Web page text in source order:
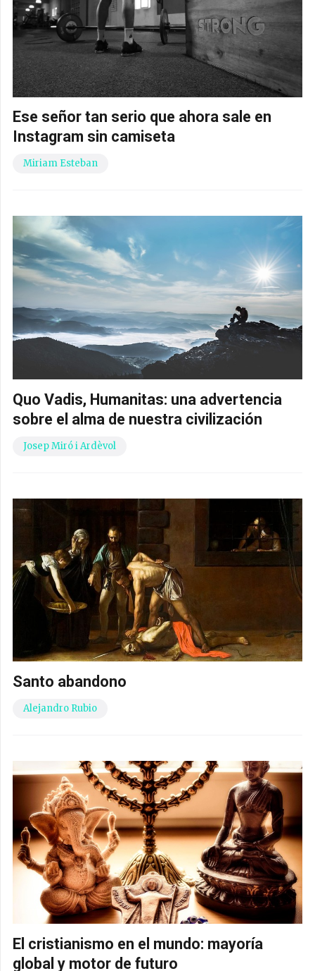
Ese señor tan serio que ahora sale en
Instagram sin camiseta
Miriam Esteban
Quo Vadis, Humanitas: una advertencia
sobre el alma de nuestra civilización
Josep Miró i Ardèvol
Santo abandono
Alejandro Rubio
El cristianismo en el mundo: mayoría
global y motor de futuro